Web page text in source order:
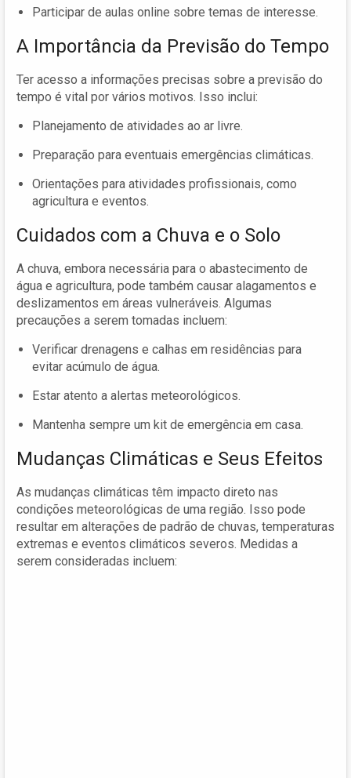
Participar de aulas online sobre temas de interesse.
A Importância da Previsão do Tempo
Ter acesso a informações precisas sobre a previsão do
tempo é vital por vários motivos. Isso inclui:
Planejamento de atividades ao ar livre.
Preparação para eventuais emergências climáticas.
Orientações para atividades profissionais, como
agricultura e eventos.
Cuidados com a Chuva e o Solo
A chuva, embora necessária para o abastecimento de
água e agricultura, pode também causar alagamentos e
deslizamentos em áreas vulneráveis. Algumas
precauções a serem tomadas incluem:
Verificar drenagens e calhas em residências para
evitar acúmulo de água.
Estar atento a alertas meteorológicos.
Mantenha sempre um kit de emergência em casa.
Mudanças Climáticas e Seus Efeitos
As mudanças climáticas têm impacto direto nas
condições meteorológicas de uma região. Isso pode
resultar em alterações de padrão de chuvas, temperaturas
extremas e eventos climáticos severos. Medidas a
serem consideradas incluem: